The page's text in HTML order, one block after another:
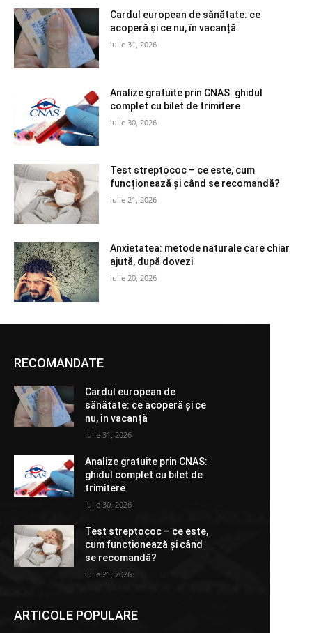
Cardul european de sănătate: ce
acoperă și ce nu, în vacanță
iulie 31, 2026
Analize gratuite prin CNAS: ghidul
complet cu bilet de trimitere
iulie 30, 2026
Test streptococ – ce este, cum
funcționează și când se recomandă?
iulie 21, 2026
Anxietatea: metode naturale care chiar
ajută, după dovezi
iulie 20, 2026
RECOMANDATE
Cardul european de
sănătate: ce acoperă și ce
nu, în vacanță
iulie 31, 2026
Analize gratuite prin CNAS:
ghidul complet cu bilet de
trimitere
iulie 30, 2026
Test streptococ – ce este,
cum funcționează și când
se recomandă?
iulie 21, 2026
ARTICOLE POPULARE